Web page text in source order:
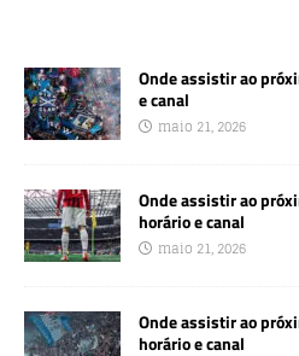
Onde assistir ao
e canal
maio 21, 2026
Onde assistir ao
horário e canal
maio 21, 2026
Onde assistir ao
horário e canal